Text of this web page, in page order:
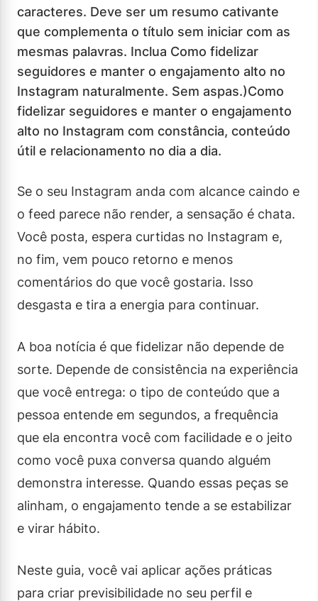
caracteres. Deve ser um resumo cativante
que complementa o título sem iniciar com as
mesmas palavras. Inclua Como fidelizar
seguidores e manter o engajamento alto no
Instagram naturalmente. Sem aspas.)Como
fidelizar seguidores e manter o engajamento
alto no Instagram com constância, conteúdo
útil e relacionamento no dia a dia.
Se o seu Instagram anda com alcance caindo e
o feed parece não render, a sensação é chata.
Você posta, espera curtidas no Instagram e,
no fim, vem pouco retorno e menos
comentários do que você gostaria. Isso
desgasta e tira a energia para continuar.
A boa notícia é que fidelizar não depende de
sorte. Depende de consistência na experiência
que você entrega: o tipo de conteúdo que a
pessoa entende em segundos, a frequência
que ela encontra você com facilidade e o jeito
como você puxa conversa quando alguém
demonstra interesse. Quando essas peças se
alinham, o engajamento tende a se estabilizar
e virar hábito.
Neste guia, você vai aplicar ações práticas
para criar previsibilidade no seu perfil e